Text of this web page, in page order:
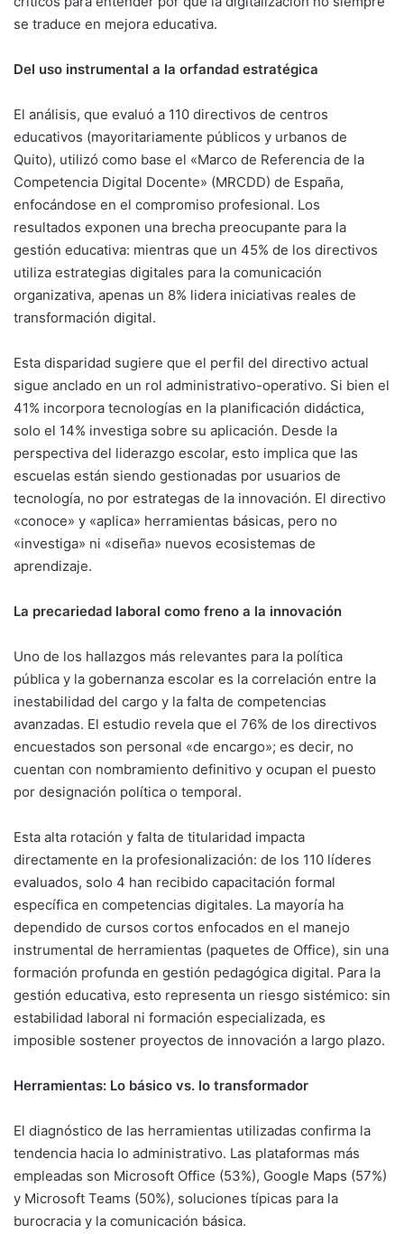
se traduce en mejora educativa.
Del uso instrumental a la orfandad estratégica
El análisis, que evaluó a 110 directivos de centros
educativos (mayoritariamente públicos y urbanos de
Quito), utilizó como base el «Marco de Referencia de la
Competencia Digital Docente» (MRCDD) de España,
enfocándose en el compromiso profesional. Los
resultados exponen una brecha preocupante para la
gestión educativa: mientras que un 45% de los directivos
utiliza estrategias digitales para la comunicación
organizativa, apenas un 8% lidera iniciativas reales de
transformación digital.
Esta disparidad sugiere que el perfil del directivo actual
sigue anclado en un rol administrativo-operativo. Si bien el
41% incorpora tecnologías en la planificación didáctica,
solo el 14% investiga sobre su aplicación. Desde la
perspectiva del liderazgo escolar, esto implica que las
escuelas están siendo gestionadas por usuarios de
tecnología, no por estrategas de la innovación. El directivo
«conoce» y «aplica» herramientas básicas, pero no
«investiga» ni «diseña» nuevos ecosistemas de
aprendizaje.
La precariedad laboral como freno a la innovación
Uno de los hallazgos más relevantes para la política
pública y la gobernanza escolar es la correlación entre la
inestabilidad del cargo y la falta de competencias
avanzadas. El estudio revela que el 76% de los directivos
encuestados son personal «de encargo»; es decir, no
cuentan con nombramiento definitivo y ocupan el puesto
por designación política o temporal.
Esta alta rotación y falta de titularidad impacta
directamente en la profesionalización: de los 110 líderes
evaluados, solo 4 han recibido capacitación formal
específica en competencias digitales. La mayoría ha
dependido de cursos cortos enfocados en el manejo
instrumental de herramientas (paquetes de Office), sin una
formación profunda en gestión pedagógica digital. Para la
gestión educativa, esto representa un riesgo sistémico: sin
estabilidad laboral ni formación especializada, es
imposible sostener proyectos de innovación a largo plazo.
Herramientas: Lo básico vs. lo transformador
El diagnóstico de las herramientas utilizadas confirma la
tendencia hacia lo administrativo. Las plataformas más
empleadas son Microsoft Office (53%), Google Maps (57%)
y Microsoft Teams (50%), soluciones típicas para la
burocracia y la comunicación básica.